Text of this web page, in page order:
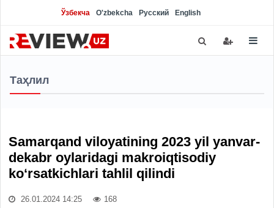
Ўзбекча O'zbekcha Русский English
Таҳлил
Samarqand viloyatining 2023 yil yanvar-
dekabr oylaridagi makroiqtisodiy
ko‘rsatkichlari tahlil qilindi
26.01.2024 14:25 168